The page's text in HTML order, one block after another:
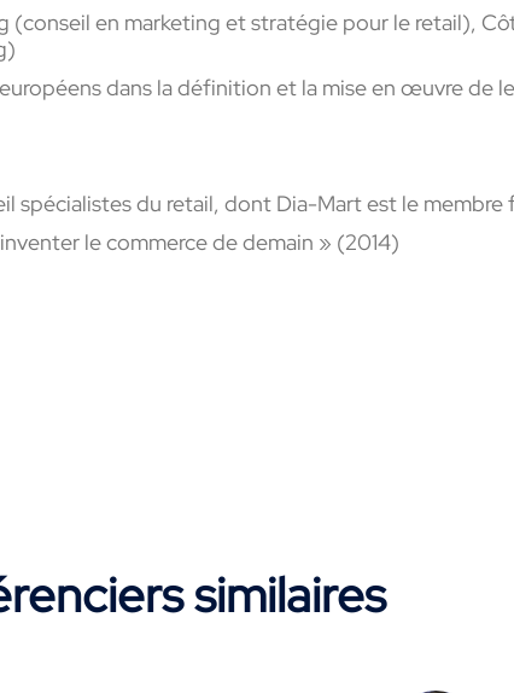
en marketing et stratégie pour le retail),
dans la définition et la mise en œuvre de
spécialistes du retail, dont Dia-Mart est le membre
le commerce de demain » (2014)
similaires